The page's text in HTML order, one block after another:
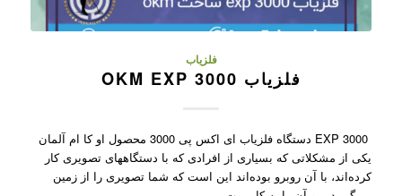
فلزیاب
فلزیاب OKM EXP 3000
EXP 3000 دستگاه فلزیاب ای اکس پی 3000 محصول او کا ام آلمان
یکی از مشکلاتی که بسیاری از افرادی که با دستگاههای تصویری کار
کرده‌اند، با آن روبرو بوده‌اند این است که شما تصویری را از زمین